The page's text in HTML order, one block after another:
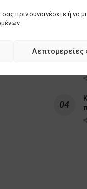
πριν συναινέσετε ή να
Λεπτομερείες
την
αυτά
παρά